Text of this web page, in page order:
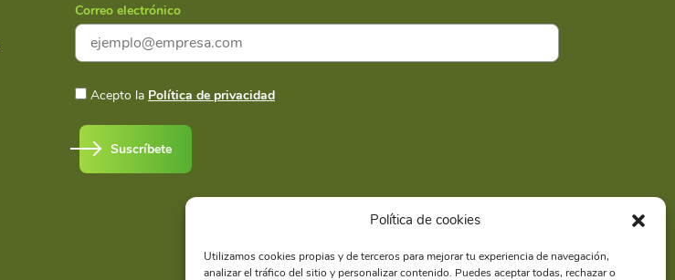
Política de cookies
Utilizamos cookies propias y de terceros para mejorar tu experiencia de navegación,
analizar el tráfico del sitio y personalizar contenido. Puedes aceptar todas, rechazar o
Correo electrónico
Acepto la Política de privacidad
Suscríbete